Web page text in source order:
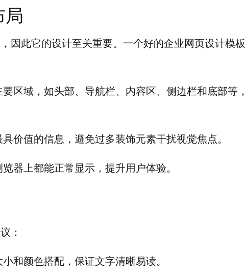
局
因此它的设计至关重要。一个好的企业网页设计模板
区域，如头部、导航栏、内容区、侧边栏和底部等，
价值的信息，避免过多装饰元素干扰视觉焦点。
器上都能正常显示，提升用户体验。
：
和颜色搭配，保证文字清晰易读。